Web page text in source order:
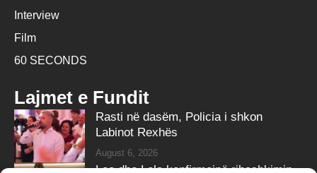
Interview
Film
60 SECONDS
Lajmet e Fundit
Rasti në dasëm, Policia i shkon
Labinot Rexhës
August 6, 2026
Leo dhe Lela konfirmojnë ribashkimin